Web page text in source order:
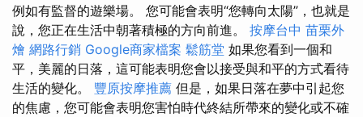
例如有監督的遊樂場。 您可能會表明“您轉向太陽”，也就是
說，您正在生活中朝著積極的方向前進。 按摩台中 苗栗外
燴 網路行銷 Google商家檔案 鬆筋堂 如果您看到一個和
平，美麗的日落，這可能表明您會以接受與和平的方式看待
生活的變化。 豐原按摩推薦 但是，如果日落在夢中引起您
的焦慮，您可能會表明您害怕時代終結所帶來的變化或不確